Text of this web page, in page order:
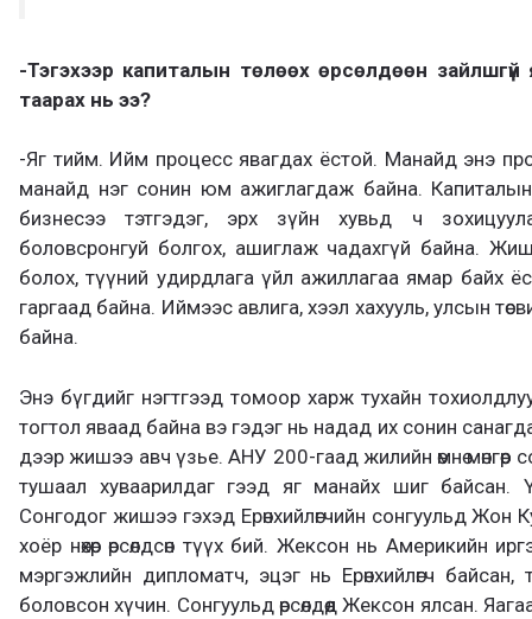
-Тэгэхээр капиталын төлөөх өрсөлдөөн
таарах нь ээ?
-Яг тийм. Ийм процесс явагдах ёстой. Манайд энэ
манайд нэг сонин юм ажиглагдаж байна.
бизнесээ тэтгэдэг, эрх зүйн хувьд ч
боловсронгуй болгох, ашиглаж чадахгүй байна.
болох, түүний удирдлага үйл ажиллагаа ямар байх
гаргаад байна. Иймээс авлига, хээл хахууль, улсын
байна.
Энэ бүгдийг нэгтгээд томоор харж тухайн
тогтол яваад байна вэ гэдэг нь надад их сонин
дээр жишээ авч үзье. АНУ 200-гаад жилийн өмнө мөнгөөр
тушаал хуваарилдаг гээд яг манайх шиг байсан.
Сонгодог жишээ гэхэд Ерөнхийлөгчийн сонгуульд
хоёр нөхөр өрсөлдсөн түүх бий. Жексон нь Америкийн
мэргэжлийн дипломатч, эцэг нь Ерөнхийлөгч
боловсон хүчин. Сонгуульд өрсөлдөөд Жексон ялсан.